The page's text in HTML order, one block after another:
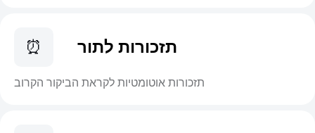
⏰ תזכורות לתור
תזכורות אוטומטיות לקראת הביקור הקרוב